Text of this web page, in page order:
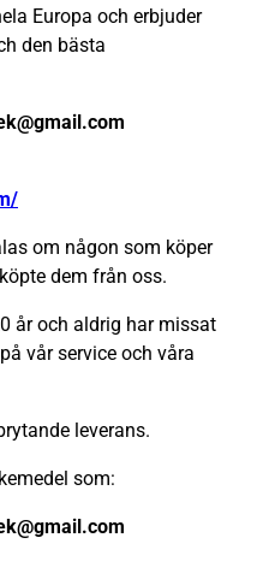
Europa och erbjuder
den bästa
om någon som köper
dem från oss.
år och aldrig har missat
vår service och våra
leverans.
som: